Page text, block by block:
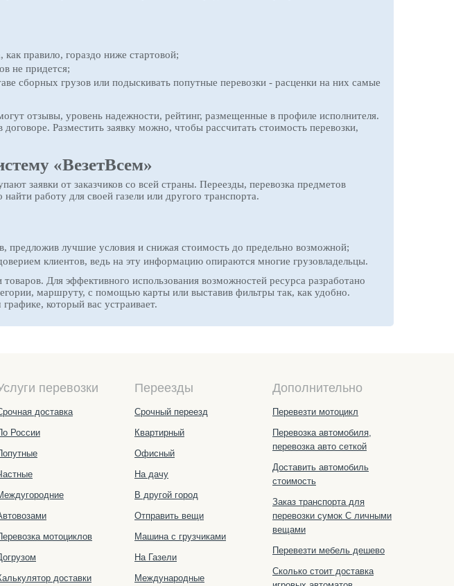
правило, гораздо ниже стартовой;
не придется;
сборных грузов или подыскивать попутные перевозки - расценки на них самые
отзывы, уровень надежности, рейтинг, размещенные в профиле исполнителя.
Разместить заявку можно, чтобы рассчитать стоимость перевозки,
«ВезетВсем»
заявки от заказчиков со всей страны. Переезды, перевозка предметов
работу для своей газели или другого транспорта.
предложив лучшие условия и снижая стоимость до предельно возможной;
клиентов, ведь на эту информацию опираются многие грузовладельцы.
Для эффективного использования возможностей ресурса разработано
маршруту, с помощью карты или выставив фильтры так, как удобно.
который вас устраивает.
перевозки
доставка
России
мотоциклов
доставки
Переезды
Срочный переезд
Квартирный
Офисный
На дачу
В другой город
Отправить вещи
Машина с грузчиками
На Газели
Международные
Дополнительно
Перевезти мотоцикл
Перевозка автомобиля,
перевозка авто сеткой
Доставить автомобиль
стоимость
Заказ транспорта для
перевозки сумок С личными
вещами
Перевезти мебель дешево
Сколько стоит доставка